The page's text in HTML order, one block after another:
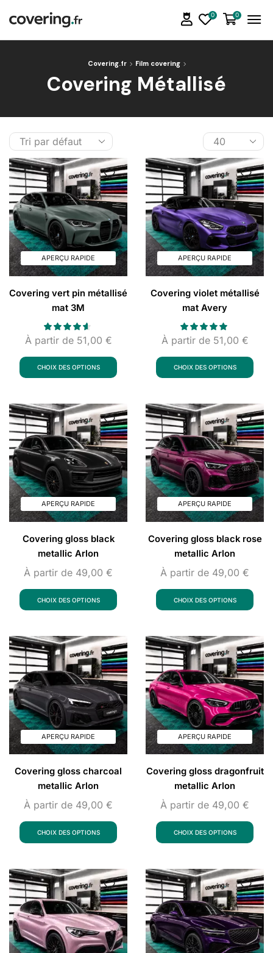
0 0
Covering.fr Film covering
Covering Métallisé
APERÇU RAPIDE
Covering vert pin métallisé
mat 3M
À partir de 51,00 €
CHOIX DES OPTIONS
APERÇU RAPIDE
Covering violet métallisé
mat Avery
À partir de 51,00 €
CHOIX DES OPTIONS
APERÇU RAPIDE
Covering gloss black
metallic Arlon
À partir de 49,00 €
CHOIX DES OPTIONS
APERÇU RAPIDE
Covering gloss black rose
metallic Arlon
À partir de 49,00 €
CHOIX DES OPTIONS
APERÇU RAPIDE
Covering gloss charcoal
metallic Arlon
À partir de 49,00 €
CHOIX DES OPTIONS
APERÇU RAPIDE
Covering gloss dragonfruit
metallic Arlon
À partir de 49,00 €
CHOIX DES OPTIONS